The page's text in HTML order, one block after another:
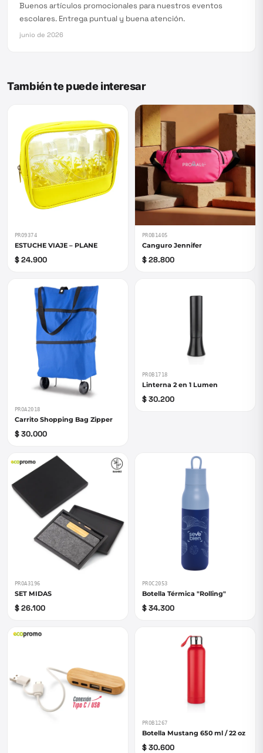
Buenos artículos promocionales para nuestros eventos
escolares. Entrega puntual y buena atención.
junio de 2026
También te puede interesar
PRO9374
ESTUCHE VIAJE – PLANE
$ 24.900
PROB1405
Canguro Jennifer
$ 28.800
PROA2018
Carrito Shopping Bag Zipper
$ 30.000
PROB1718
Linterna 2 en 1 Lumen
$ 30.200
PROA3196
SET MIDAS
$ 26.100
PROC2053
Botella Térmica "Rolling"
$ 34.300
PROB1267
Botella Mustang 650 ml / 22 oz
$ 30.600